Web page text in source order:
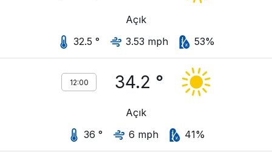
Açık
32.5 °
3.53 mph 53%
12:00 34.2 °
Açık
36 °
6 mph 41%